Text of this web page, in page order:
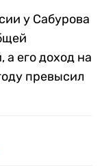
у Сабурова
а его доход на
превысил